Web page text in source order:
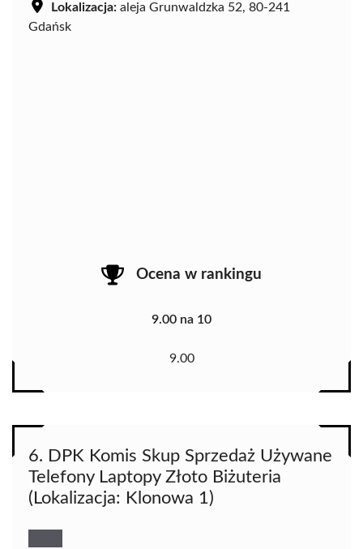
Lokalizacja: aleja Grunwaldzka 52, 80-241
Gdańsk
Ocena w rankingu
9.00 na 10
9.00
6. DPK Komis Skup Sprzedaż Używane
Telefony Laptopy Złoto Biżuteria
(Lokalizacja: Klonowa 1)